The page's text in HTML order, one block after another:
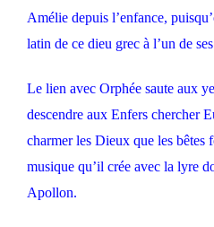
Amélie depuis l’enfance,
latin de ce dieu grec à l’un de
Le lien avec Orphée saute aux
descendre aux Enfers chercher
charmer les Dieux que les bêtes
musique qu’il crée avec la lyre
Apollon.